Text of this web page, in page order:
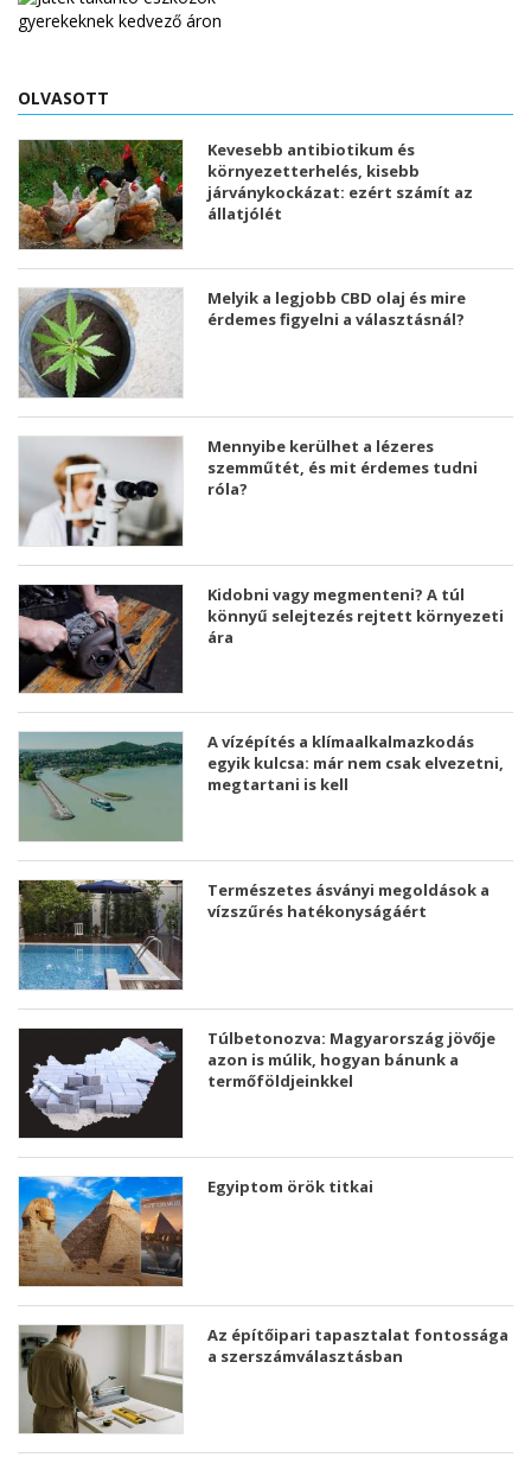
OLVASOTT
Kevesebb antibiotikum és
környezetterhelés, kisebb
járványkockázat: ezért számít az
állatjólét
Melyik a legjobb CBD olaj és mire
érdemes figyelni a választásnál?
Mennyibe kerülhet a lézeres
szemműtét, és mit érdemes tudni
róla?
Kidobni vagy megmenteni? A túl
könnyű selejtezés rejtett környezeti
ára
A vízépítés a klímaalkalmazkodás
egyik kulcsa: már nem csak elvezetni,
megtartani is kell
Természetes ásványi megoldások a
vízszűrés hatékonyságáért
Túlbetonozva: Magyarország jövője
azon is múlik, hogyan bánunk a
termőföldjeinkkel
Egyiptom örök titkai
Az építőipari tapasztalat fontossága
a szerszámválasztásban